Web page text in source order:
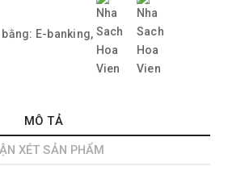
E-banking,
MÔ TẢ
XÉT SẢN PHẨM